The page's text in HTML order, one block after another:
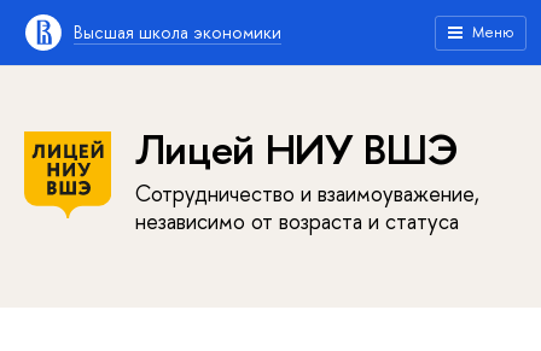
Высшая школа экономики Меню
Лицей НИУ ВШЭ
Сотрудничество и взаимоуважение,
независимо от возраста и статуса